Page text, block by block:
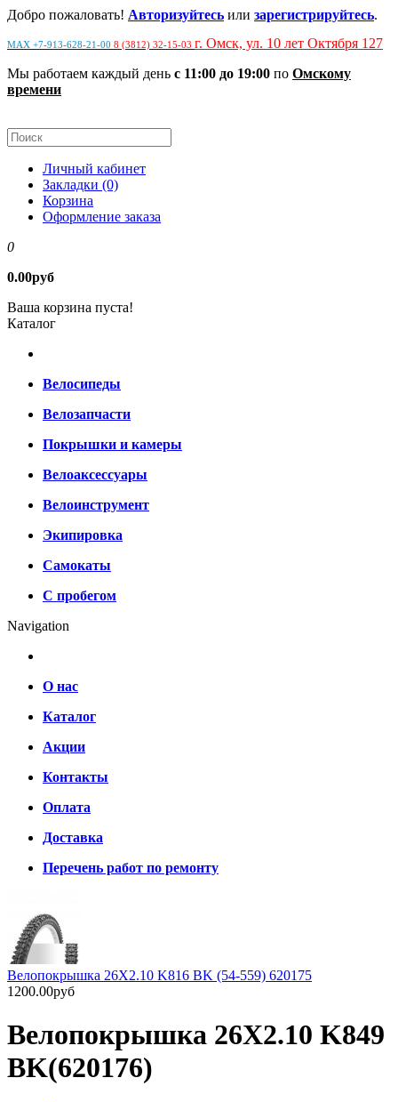
Добро пожаловать! Авторизуйтесь или зарегистрируйтесь.
MAX +7-913-628-21-00 8 (3812) 32-15-03 г. Омск, ул. 10 лет Октября 127
Мы работаем каждый день с 11:00 до 19:00 по Омскому
времени
Личный кабинет
Закладки (0)
Корзина
Оформление заказа
0
0.00руб
Ваша корзина пуста!
Каталог
Велосипеды
Велозапчасти
Покрышки и камеры
Велоаксессуары
Велоинструмент
Экипировка
Самокаты
С пробегом
Navigation
О нас
Каталог
Акции
Контакты
Оплата
Доставка
Перечень работ по ремонту
Велопокрышка 26X2.10 K816 BK (54-559) 620175
1200.00руб
Велопокрышка 26X2.10 K849
BK(620176)